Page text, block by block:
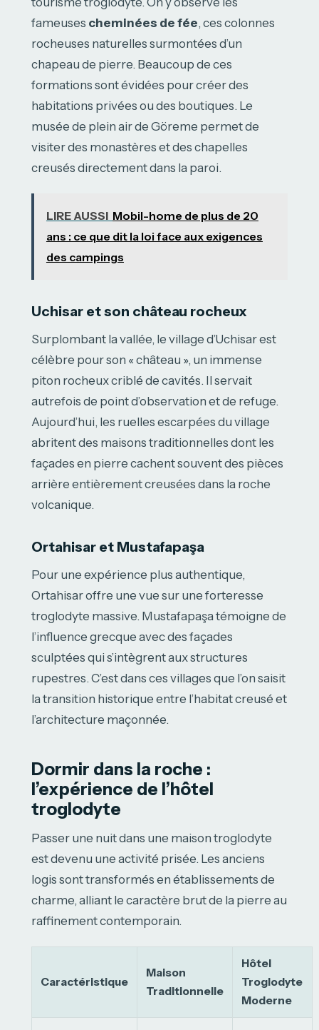
fameuses cheminées de fée, ces colonnes
rocheuses naturelles surmontées d’un
chapeau de pierre. Beaucoup de ces
formations sont évidées pour créer des
habitations privées ou des boutiques. Le
musée de plein air de Göreme permet de
visiter des monastères et des chapelles
creusés directement dans la paroi.
LIRE AUSSI Mobil-home de plus de 20
ans : ce que dit la loi face aux exigences
des campings
Uchisar et son château rocheux
Surplombant la vallée, le village d’Uchisar est
célèbre pour son « château », un immense
piton rocheux criblé de cavités. Il servait
autrefois de point d’observation et de refuge.
Aujourd’hui, les ruelles escarpées du village
abritent des maisons traditionnelles dont les
façades en pierre cachent souvent des pièces
arrière entièrement creusées dans la roche
volcanique.
Ortahisar et Mustafapaşa
Pour une expérience plus authentique,
Ortahisar offre une vue sur une forteresse
troglodyte massive. Mustafapaşa témoigne de
l’influence grecque avec des façades
sculptées qui s’intègrent aux structures
rupestres. C’est dans ces villages que l’on saisit
la transition historique entre l’habitat creusé et
l’architecture maçonnée.
Dormir dans la roche :
l’expérience de l’hôtel
troglodyte
Passer une nuit dans une maison troglodyte
est devenu une activité prisée. Les anciens
logis sont transformés en établissements de
charme, alliant le caractère brut de la pierre au
raffinement contemporain.
Caractéristique
Maison
Traditionnelle
Hôtel
Troglodyte
Moderne